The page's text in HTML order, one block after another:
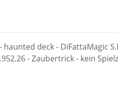
- haunted deck - DiFattaMagic
- Zaubertrick - kein